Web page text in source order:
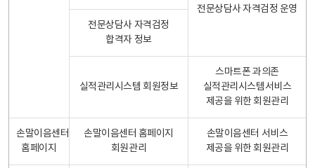
전문상담사 자격검정 운영
전문상담사 자격검정
합격자 정보
실적관리시스템 회원정보
스마트폰 과의존
실적관리시스템서비스
제공을 위한 회원관리
손말이음센터
홈페이지
손말이음센터 홈페이지
회원관리
손말이음센터 서비스
제공을 위한 회원관리